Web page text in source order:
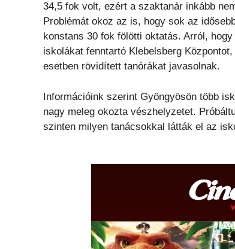
34,5 fok volt, ezért a szaktanár inkább
Problémát okoz az is, hogy sok az
konstans 30 fok fölötti oktatás. Arról,
iskolákat fenntartó Klebelsberg
esetben rövidített tanórákat javasolnak.
Információink szerint Gyöngyösön több
nagy meleg okozta vészhelyzetet.
szinten milyen tanácsokkal látták el az